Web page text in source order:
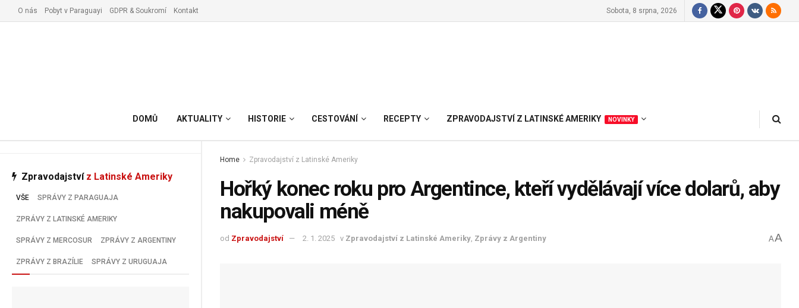
Vyřízení pobytu v Paraguay
Zpravodajství z Latinské Ameriky
VŠE SPRÁVY Z PARAGUAJA
ZPRÁVY Z LATINSKÉ AMERIKY
SPRÁVY Z MERCOSUR ZPRÁVY Z ARGENTINY
ZPRÁVY Z BRAZÍLIE SPRÁVY Z URUGUAJA
O nás Pobyt v Paraguayi GDPR & Soukromí Kontakt Sobota, 8 srpna, 2026
DOMŮ AKTUALITY HISTORIE CESTOVÁNÍ RECEPTY ZPRAVODAJSTVÍ Z LATINSKÉ AMERIKY NOVINKY
Home Zpravodajství z Latinské Ameriky
Hořký konec roku pro Argentince, kteří vydělávají více dolarů, aby
nakupovali méně
od Zpravodajství 2. 1. 2025 v Zpravodajství z Latinské Ameriky, Zprávy z Argentiny AA